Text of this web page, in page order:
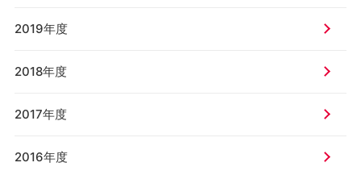
2019年度
2018年度
2017年度
2016年度